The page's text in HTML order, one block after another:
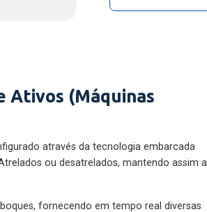
Ativos (Máquinas
através da tecnologia embarcada
ou desatrelados, mantendo assim a
fornecendo em tempo real diversas